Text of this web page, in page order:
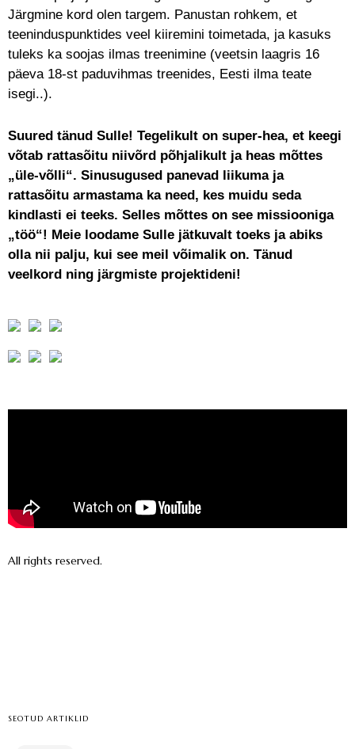
Järgmine kord olen targem. Panustan rohkem, et
teeninduspunktides veel kiiremini toimetada, ja kasuks
tuleks ka soojas ilmas treenimine (veetsin laagris 16
päeva 18-st paduvihmas treenides, Eesti ilma teate
isegi..).
Suured tänud Sulle! Tegelikult on super-hea, et keegi
võtab rattasõitu niivõrd põhjalikult ja heas mõttes
„üle-võlli“. Sinusugused panevad liikuma ja
rattasõitu armastama ka need, kes muidu seda
kindlasti ei teeks. Selles mõttes on see missiooniga
„töö“! Meie loodame Sulle jätkuvalt toeks ja abiks
olla nii palju, kui see meil võimalik on. Tänud
veelkord ning järgmiste projektideni!
All rights reserved.
SEOTUD ARTIKLID